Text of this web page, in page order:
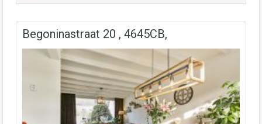
Begoninastraat 20 , 4645CB,